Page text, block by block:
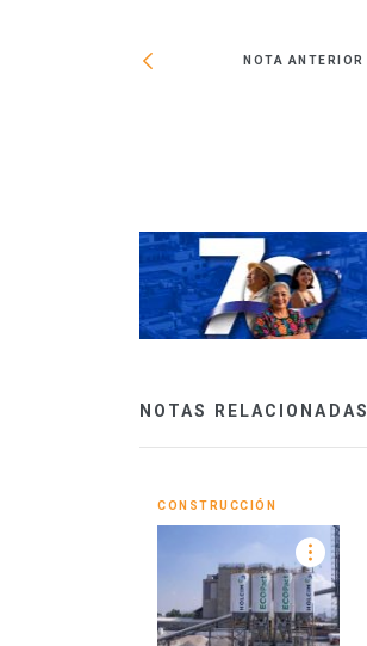
NOTA ANTERIOR
NOTAS RELACIONADAS
CONSTRUCCIÓN